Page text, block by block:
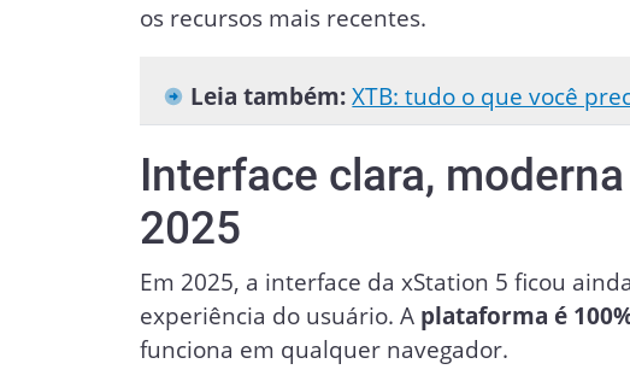
os recursos mais recentes.
Leia também: XTB: tudo o que você
Interface clara,
2025
Em 2025, a interface da xStation 5 ficou
experiência do usuário. A plataforma é
funciona em qualquer navegador.